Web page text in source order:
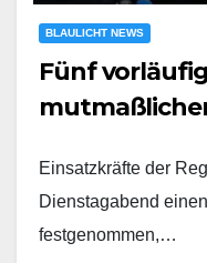
BLAULICHT NEWS
Fünf
Einsatzkräfte der
Dienstagabend
festgenommen,…